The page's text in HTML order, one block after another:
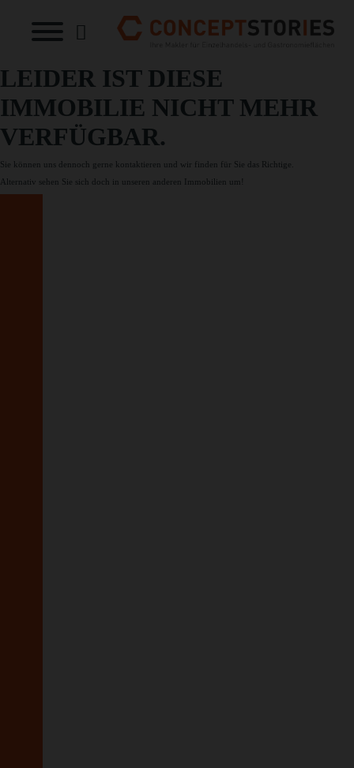
LEIDER IST DIESE
IMMOBILIE NICHT MEHR
VERFÜGBAR.
Sie können uns dennoch gerne kontaktieren
und wir finden für Sie das Richtige.
Alternativ sehen Sie sich doch in unseren
anderen Immobilien um!